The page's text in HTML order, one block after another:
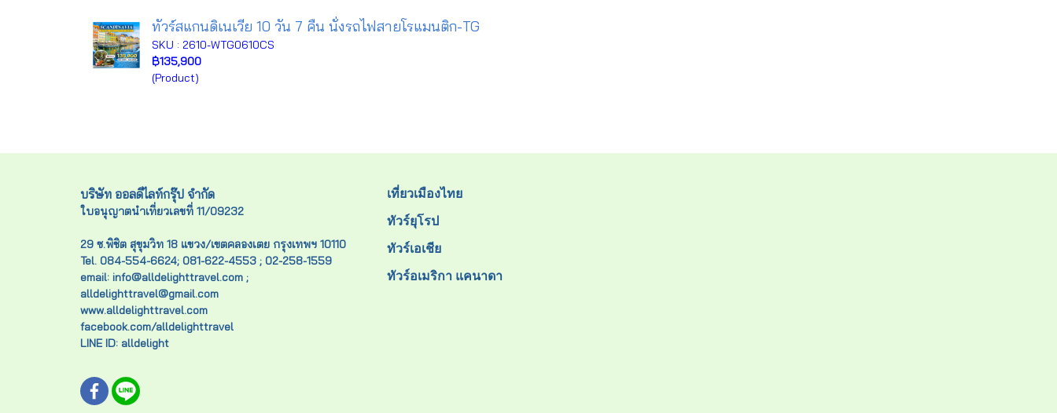
ทัวร์สแกนดิเนเวีย 10 วัน 7 คืน นั่งรถไฟสายโรแมนติก-TG
SKU : 2610-WTG0610CS
฿135,900
(Product)
บริษัท ออลดีไลท์กรุ๊ป จำกัด
ใบอนุญาตนำเที่ยวเลขที่ 11/09232
29 ซ.พิชิต สุขุมวิท 18 แขวง/เขตคลองเตย กรุงเทพฯ 10110
Tel. 084-554-6624; 081-622-4553 ; 02-258-1559
email: info@alldelighttravel.com ;
alldelighttravel@gmail.com
www.alldelighttravel.com
facebook.com/alldelighttravel
LINE ID: alldelight
เที่ยวเมืองไทย
ทัวร์ยุโรป
ทัวร์เอเชีย
ทัวร์อเมริกา แคนาดา